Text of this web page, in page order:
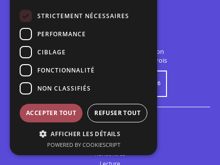
Établissement Public de
Coopération
spectacle vivant Audomarois
Télécharger la programmation 25/26
Saison 26/27
Tous les spectacles
Actualité
STRICTEMENT NÉCESSAIRES
PERFORMANCE
CIBLAGE
FONCTIONNALITÉ
NON CLASSIFIÉS
ACCEPTER TOUT REFUSER TOUT
AFFICHER LES DÉTAILS
POWERED BY COOKIESCRIPT